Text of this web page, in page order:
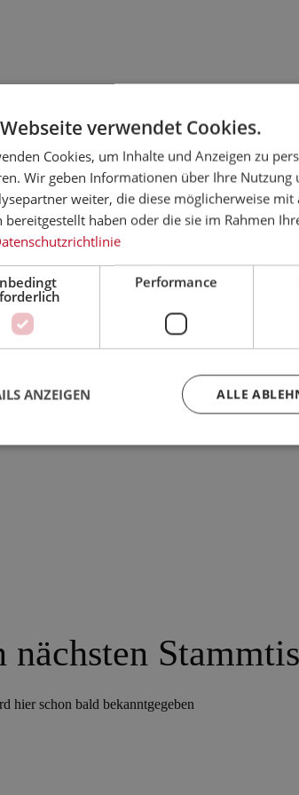
nächsten
hier schon bald bekanntgegeben
verwendet Cookies.
Cookies, um Inhalte und Anzeigen zu
Wir geben Informationen über Ihre Nutzung
weiter, die diese möglicherweise
bereitgestellt haben oder die sie im Rahmen
Performance
ALLE
ANZEIGEN